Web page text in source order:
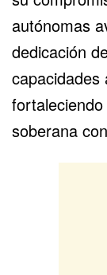
autónomas
dedicación
capacidades
soberana